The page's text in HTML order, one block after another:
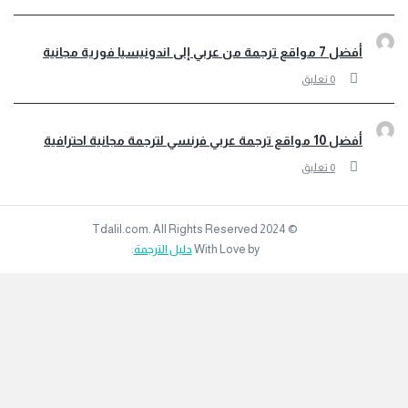
أفضل 7 مواقع ترجمة من عربي إلى اندونيسيا فورية مجانية
أفضل 10 مواقع ترجمة عربي فرنسي لترجمة مجانية احترافية
With Love by دليل الترجمة.